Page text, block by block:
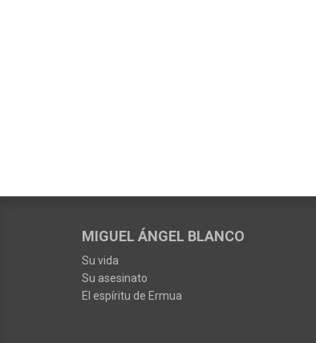
MIGUEL ÁNGEL BLANCO
Su vida
Su asesinato
El espíritu de Ermua